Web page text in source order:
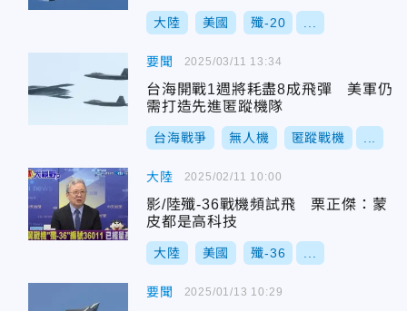
大陸 美國 殲-20
要聞
台海開戰1週將耗盡8成飛彈 美軍仍
需打造先進匿蹤機隊
台海戰爭 無人機 匿蹤戰機
2025/03/11 13:34
大陸
影/陸殲-36戰機頻試飛 栗正傑：蒙
皮都是高科技
大陸 美國 殲-36
2025/02/11 10:00
要聞 2025/01/13 10:29